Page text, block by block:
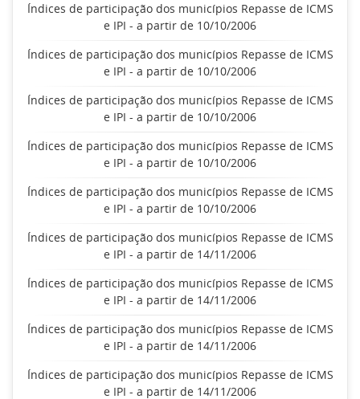
Índices de participação dos municípios Repasse de ICMS
e IPI - a partir de 10/10/2006
Índices de participação dos municípios Repasse de ICMS
e IPI - a partir de 10/10/2006
Índices de participação dos municípios Repasse de ICMS
e IPI - a partir de 10/10/2006
Índices de participação dos municípios Repasse de ICMS
e IPI - a partir de 10/10/2006
Índices de participação dos municípios Repasse de ICMS
e IPI - a partir de 10/10/2006
Índices de participação dos municípios Repasse de ICMS
e IPI - a partir de 14/11/2006
Índices de participação dos municípios Repasse de ICMS
e IPI - a partir de 14/11/2006
Índices de participação dos municípios Repasse de ICMS
e IPI - a partir de 14/11/2006
Índices de participação dos municípios Repasse de ICMS
e IPI - a partir de 14/11/2006